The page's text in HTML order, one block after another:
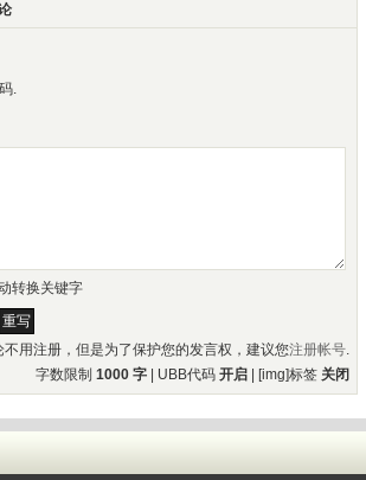
.
转换关键字
不用注册，但是为了保护您的发言权，建议您注册帐号.
字数限制1000 字 | UBB代码开启 | [img]标签 关闭